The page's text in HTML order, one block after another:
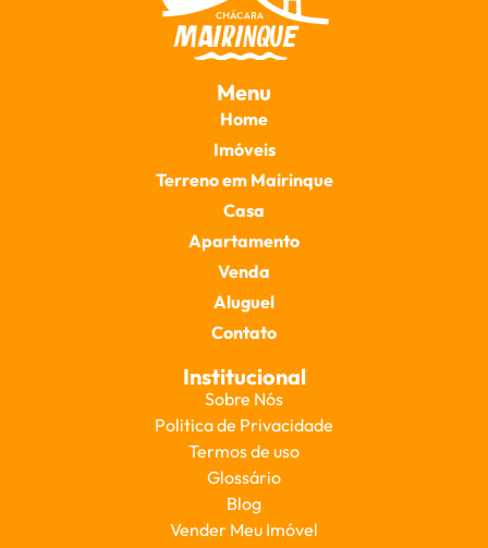
Menu
Home
Imóveis
Terreno em Mairinque
Casa
Apartamento
Venda
Aluguel
Contato
Institucional
Sobre Nós
Politica de Privacidade
Termos de uso
Glossário
Blog
Vender Meu Imóvel